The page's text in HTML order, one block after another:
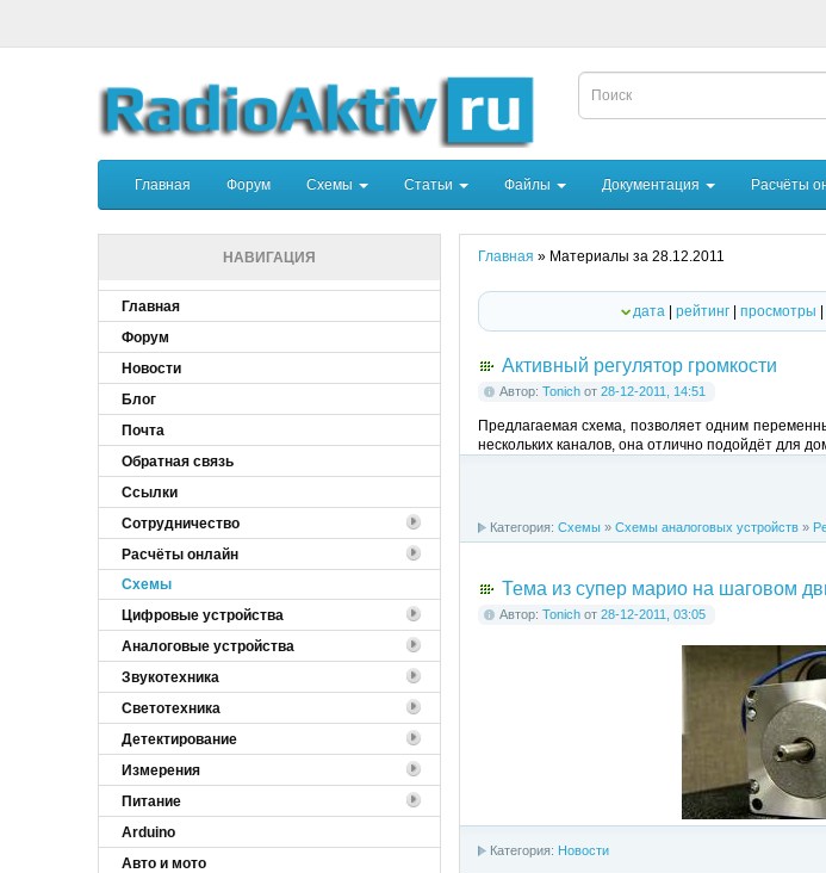
Главная Форум Схемы Статьи Файлы Документация Расчёты
НАВИГАЦИЯ
Главная
Форум
Новости
Блог
Почта
Обратная связь
Ссылки
Сотрудничество
Расчёты онлайн
Cхемы
Цифровые устройства
Аналоговые устройства
Звукотехника
Светотехника
Детектирование
Измерения
Питание
Arduino
Авто и мото
Главная » Материалы за 28.12.2011
дата| рейтинг| просмотры
Активный регулятор громкости
Автор: Tonichот 28-12-2011, 14:51
Предлагаемая схема, позволяет одним
нескольких каналов, она отлично подойдёт для
Категория: Схемы» Схемы аналоговых устройств»
Тема из супер марио на шаговом
Автор: Tonichот 28-12-2011, 03:05
Категория: Новости